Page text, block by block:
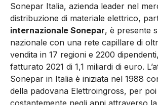
Sonepar Italia, azienda leader nel
distribuzione di materiale elettrico,
internazionale Sonepar, è presente
nazionale con una rete capillare di
vendita in 17 regioni e 2200
fatturato 2021 di 1,1 miliardi di euro.
Sonepar in Italia è iniziata nel 1988
della padovana Elettroingross, per
costantemente negli anni attraverso